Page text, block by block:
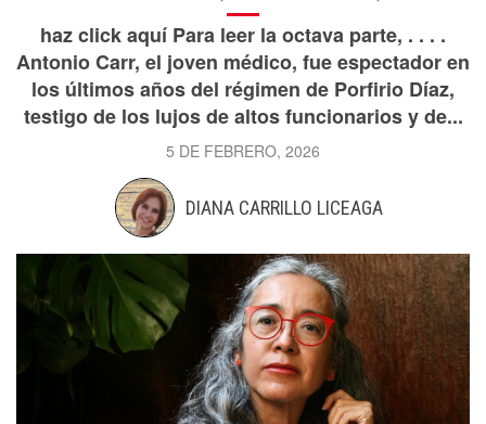
haz click aquí Para leer la octava parte, . . . .
Antonio Carr, el joven médico, fue espectador en
los últimos años del régimen de Porfirio Díaz,
testigo de los lujos de altos funcionarios y de...
5 DE FEBRERO, 2026
DIANA CARRILLO LICEAGA